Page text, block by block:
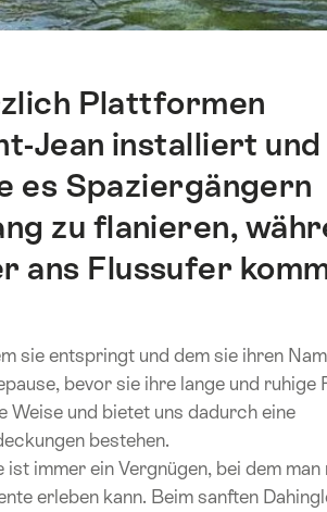
Plattformen
Jean installiert und
es Spaziergängern
zu flanieren,
ans Flussufer
sie entspringt und dem sie ihren
bevor sie ihre lange und ruhige
Weise und bietet uns dadurch eine
bestehen.
immer ein Vergnügen, bei dem man
erleben kann. Beim sanften